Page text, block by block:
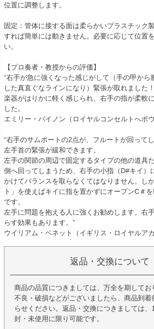
位置に調整します。
固定：管体に接する面は柔らかいプラスチック
すれば簡単には動きません。必要に応じて位置
い。
【プロ奏者・教授からの評価】
“右手が急に強くなった感じがして（手の甲から
した真直ぐなラインになり）緊張が取れました！
楽器がはりかに軽く感じられ、右手の指が柔軟
した。
エミリー・バイノン（ロイヤルコンセルトへボ
“右手のサムポートの2点が、フルートが回って
左手首の緊張が緩和できます。
左手の関節の周辺で固定するタイプの他の道具
側へ回ってしまうため、右手の小指（D#キイ）
かけてバランスを取らなくてはなりません。し
ト」を使えばキイに指を置かずにオープンC＃
です。
左手に問題を抱える人に強くお勧めします。右
らす効果もあります。”
ウイリアム・ベネット（イギリス・ロイヤルア
返品・交換について
商品の品質につきましては、万全を期してお
不良・破損などがございましたら、商品到着
らせください。返品・交換につきましては、
封・未使用に限り可能です。